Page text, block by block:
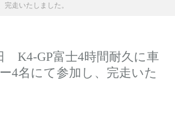
走いたしました。
K4-GP富士4時間耐久に車
4名にて参加し、完走いた